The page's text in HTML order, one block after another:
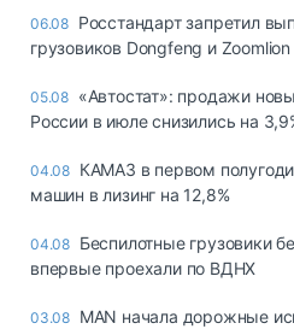
06.08 Росстандарт запретил
грузовиков Dongfeng и Zoomlion
05.08 «Автостат»: продажи
России в июле снизились на
04.08 КАМАЗ в первом
машин в лизинг на 12,8%
04.08 Беспилотные грузовики
впервые проехали по ВДНХ
03.08 MAN начала дорожные